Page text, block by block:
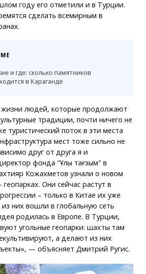
году его отметили и в Турции.
сделать всемирным в
и где: сколько памятников
в Караганде
людей, которые продолжают
традиции, почти ничего не
туристический поток в эти места
мест тоже сильно не
друг от друга я и
фонда "Ұлы тағзым" в
Кожахметов узнали о новом
Они сейчас растут в
– только в Китае их уже
них вошли в глобальную сеть
родилась в Европе. В Турции,
угольные геопарки: шахты там
а делают из них
— объясняет Дмитрий Ругис.